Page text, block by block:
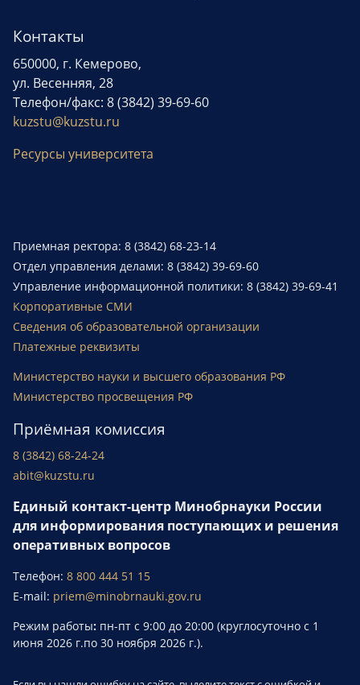
Контакты
650000, г. Кемерово,
ул. Весенняя, 28
Телефон/факс: 8 (3842) 39-69-60
kuzstu@kuzstu.ru
Ресурсы университета
Приемная ректора: 8 (3842) 68-23-14
Отдел управления делами: 8 (3842) 39-69-60
Управление информационной политики: 8 (3842) 39-69-41
Корпоративные СМИ
Сведения об образовательной организации
Платежные реквизиты
Министерство науки и высшего образования РФ
Министерство просвещения РФ
Приёмная комиссия
8 (3842) 68-24-24
abit@kuzstu.ru
Единый контакт-центр Минобрнауки России
для информирования поступающих и решения
оперативных вопросов
Телефон: 8 800 444 51 15
E-mail: priem@minobrnauki.gov.ru
Режим работы: пн-пт с 9:00 до 20:00 (круглосуточно с 1
июня 2026 г.по 30 ноября 2026 г.).